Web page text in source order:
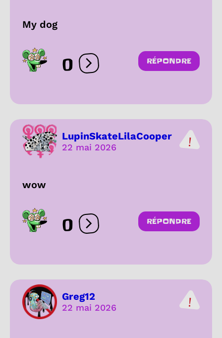
My dog
0 Ouvrir les réactions
RÉPONDRE
LupinSkateLilaCooper
22 mai 2026
wow
0 Ouvrir les réactions
RÉPONDRE
Greg12
22 mai 2026